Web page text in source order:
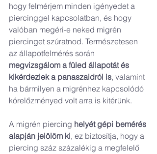
hogy felmérjem minden igényedet a
piercinggel kapcsolatban, és hogy
valóban megéri-e neked migrén
piercinget szúratnod. Természetesen
az állapotfelmérés során
megvizsgálom a füled állapotát és
kikérdezlek a panaszaidról is, valamint
ha bármilyen a migrénhez kapcsolódó
kórelőzményed volt arra is kitérünk.
A migrén piercing helyét gépi bemérés
alapján jelölöm ki, ez biztosítja, hogy a
piercing száz százalékig a megfelelő